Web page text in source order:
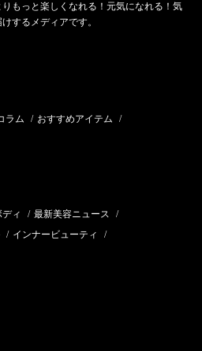
もっと楽しくなれる！元気になれる！気
するメディアです。
ラム / おすすめアイテム /
ディ / 最新美容ニュース /
/ インナービューティ /